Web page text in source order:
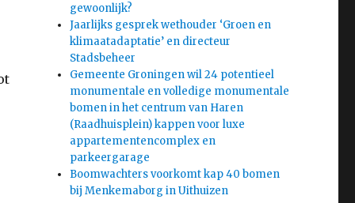
gewoonlijk?
Jaarlijks gesprek wethouder ‘Groen en
klimaatadaptatie’ en directeur
Stadsbeheer
Gemeente Groningen wil 24 potentieel
monumentale en volledige monumentale
bomen in het centrum van Haren
(Raadhuisplein) kappen voor luxe
appartementencomplex en
parkeergarage
Boomwachters voorkomt kap 40 bomen
bij Menkemaborg in Uithuizen